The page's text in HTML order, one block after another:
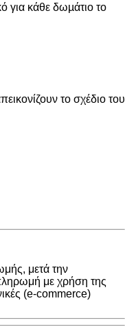
για κάθε δωµάτιο το
το σχέδιο του
μετά την
με χρήση της
(e-commerce)